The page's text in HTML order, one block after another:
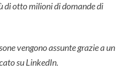
di otto milioni di domande di
vengono assunte grazie a un
su LinkedIn.